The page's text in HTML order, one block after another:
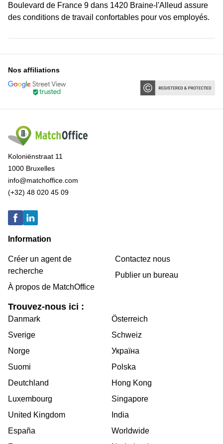
Boulevard de France 9 dans 1420 Braine-l'Alleud assure
des conditions de travail confortables pour vos employés.
Nos affiliations
Koloniënstraat 11
1000 Bruxelles
info@matchoffice.com
(+32) 48 020 45 09
Information
Créer un agent de
recherche
À propos de MatchOffice
Contactez nous
Publier un bureau
Trouvez-nous ici :
Danmark
Sverige
Norge
Suomi
Deutchland
Luxembourg
United Kingdom
España
Österreich
Schweiz
Україна
Polska
Hong Kong
Singapore
India
Worldwide